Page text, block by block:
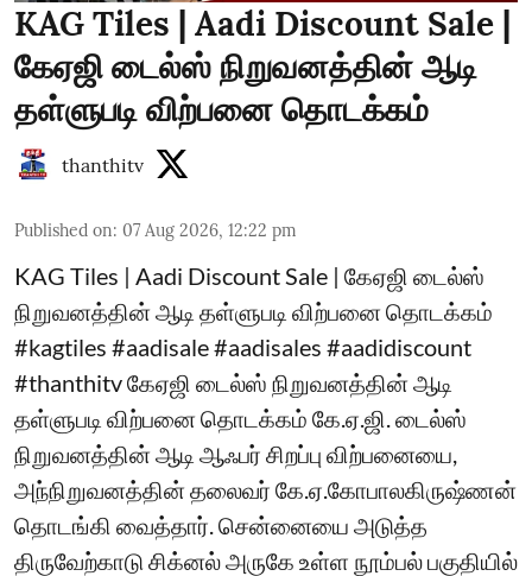
KAG Tiles | Aadi Discount Sale |
கேஏஜி டைல்ஸ் நிறுவனத்தின் ஆடி
தள்ளுபடி விற்பனை தொடக்கம்
thanthitv
Published on: 07 Aug 2026, 12:22 pm
KAG Tiles | Aadi Discount Sale | கேஏஜி டைல்ஸ்
நிறுவனத்தின் ஆடி தள்ளுபடி விற்பனை தொடக்கம்
#kagtiles #aadisale #aadisales #aadidiscount
#thanthitv கேஏஜி டைல்ஸ் நிறுவனத்தின் ஆடி
தள்ளுபடி விற்பனை தொடக்கம் கே.ஏ.ஜி. டைல்ஸ்
நிறுவனத்தின் ஆடி ஆஃபர் சிறப்பு விற்பனையை,
அந்நிறுவனத்தின் தலைவர் கே.ஏ.கோபாலகிருஷ்ணன்
தொடங்கி வைத்தார். சென்னையை அடுத்த
திருவேற்காடு சிக்னல் அருகே உள்ள நூம்பல் பகுதியில்